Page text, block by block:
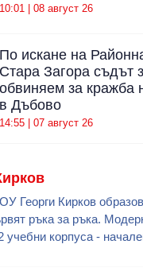
10:01 | 08 август 26
По искане на
Стара Загора съдът
обвиняем за кражба
в Дъбово
14:55 | 07 август 26
Георги Кирков
ръка за ръка.
учебни корпуса -